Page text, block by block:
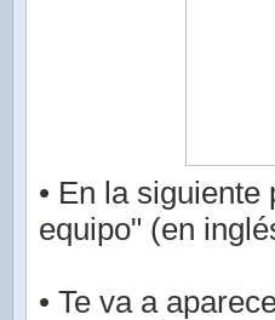
• En la
equipo" (en
• Te va a